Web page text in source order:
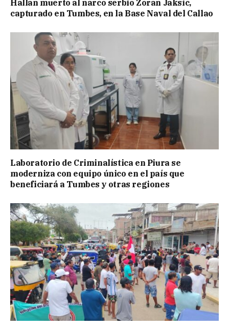
Hallan muerto al narco serbio Zoran Jaksic,
capturado en Tumbes, en la Base Naval del Callao
Laboratorio de Criminalística en Piura se
moderniza con equipo único en el país que
beneficiará a Tumbes y otras regiones